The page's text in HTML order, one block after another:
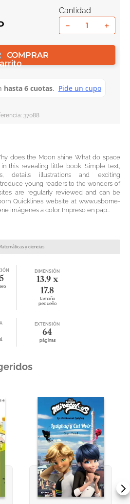
Cantidad
＋
－
COMPRAR
: 37088
does the Moon shine What do space
this revealing little book. Simple text,
details illustrations and exciting
young readers to the wonders of
are regularly reviewed and can be
Quicklines website at www.usborne-
imágenes a color. Impreso en pap...
y ciencias
DIMENSIÓN
13.9 x
17.8
tamaño
pequeño
EXTENSIÓN
64
páginas